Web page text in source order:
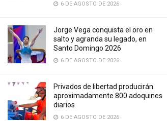
6 DE AGOSTO DE 2026
Jorge Vega conquista el oro en
salto y agranda su legado, en
Santo Domingo 2026
6 DE AGOSTO DE 2026
Privados de libertad producirán
aproximadamente 800 adoquines
diarios
6 DE AGOSTO DE 2026